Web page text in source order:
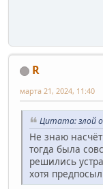
R
марта 21, 2024, 11:40
Цитата: злой
Не знаю
тогда была
решились
хотя